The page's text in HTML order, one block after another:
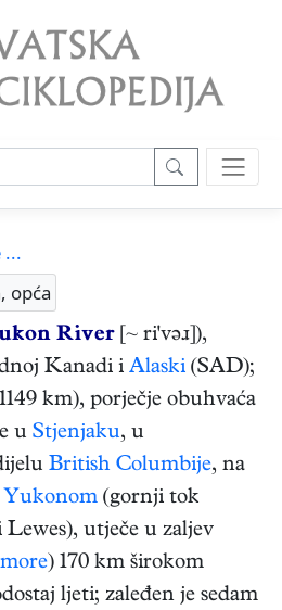
...
opća
River [~ ri'vəɹ]),
Kanadi i Alaski (SAD);
km), porječje obuhvaća
u Stjenjaku, u
British Columbije, na
Yukonom (gornji tok
Lewes), utječe u zaljev
) 170 km širokom
ljeti; zaleđen je sedam